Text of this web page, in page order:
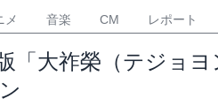
メ 音楽 CM レポート
「大祚榮（テジョヨ